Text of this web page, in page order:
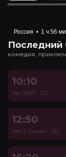
Россия • 1 ч 56
Последний
комедия,
10:10
Зал ВИП • 2D
12:50
Зал 2, Синий • 2D